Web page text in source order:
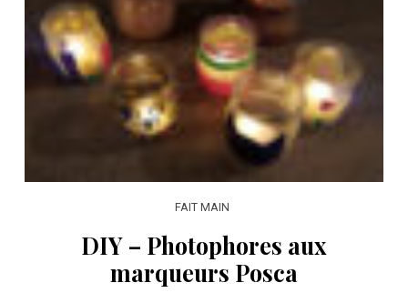
FAIT MAIN
DIY – Photophores aux
marqueurs Posca